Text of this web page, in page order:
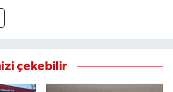
çekebilir